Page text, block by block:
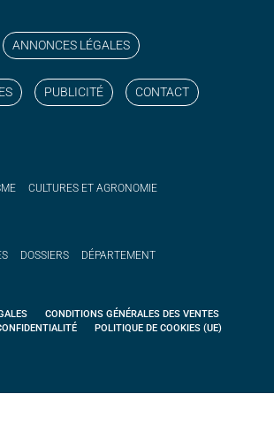
ANNONCES LÉGALES
PUBLICITÉ CONTACT
CULTURES ET AGRONOMIE
DOSSIERS DÉPARTEMENT
CONDITIONS GÉNÉRALES DES VENTES
POLITIQUE DE COOKIES (UE)